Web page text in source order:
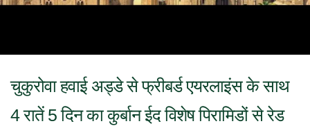
चुकुरोवा हवाई अड्डे से फ्रीबर्ड एयरलाइंस के साथ
4 रातें 5 दिन का कुर्बान ईद विशेष पिरामिडों से रेड